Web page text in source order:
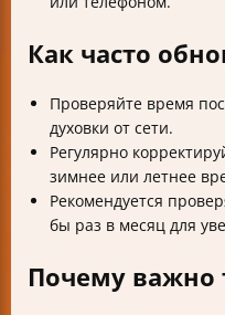
Как часто
Проверяйте время
духовки от сети.
Регулярно
зимнее или летнее
Рекомендуется
бы раз в месяц для
Почему важно